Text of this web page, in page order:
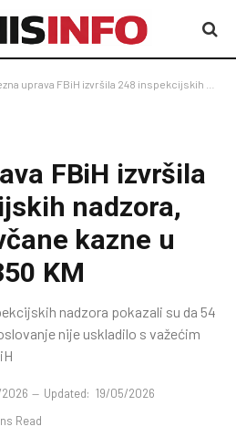
FBiH izvršila 248 inspekcijskih nadzora, izrečene novčane kazne u iznosu 479.350 KM
FBiH izvršila
nadzora,
kazne u
KM
nadzora pokazali su da 54
nije uskladilo s važećim
Updated: 19/05/2026
Read